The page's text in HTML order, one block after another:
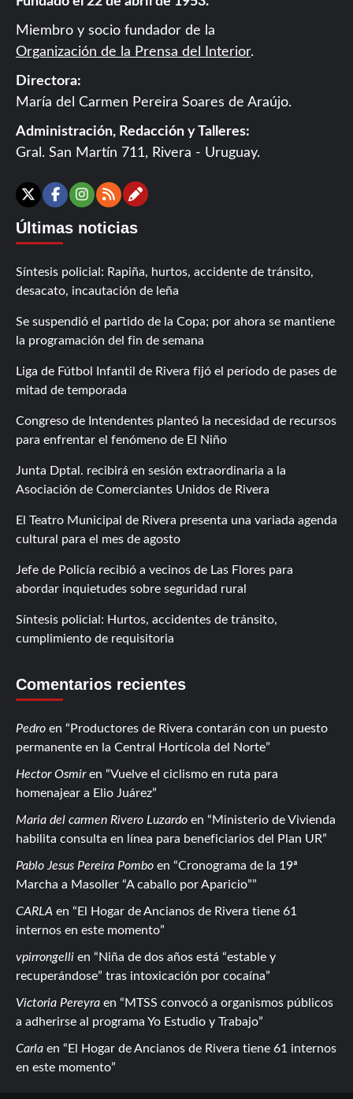
Miembro y socio fundador de la
Organización de la Prensa del Interior.
Directora:
María del Carmen Pereira Soares de Araújo.
Administración, Redacción y Talleres:
Gral. San Martín 711, Rivera - Uruguay.
X Facebook
Instagram
RSSContáctanos
Últimas noticias
Síntesis policial: Rapiña, hurtos, accidente de tránsito,
desacato, incautación de leña
Se suspendió el partido de la Copa; por ahora se mantiene
la programación del fin de semana
Liga de Fútbol Infantil de Rivera fijó el período de pases de
mitad de temporada
Congreso de Intendentes planteó la necesidad de recursos
para enfrentar el fenómeno de El Niño
Junta Dptal. recibirá en sesión extraordinaria a la
Asociación de Comerciantes Unidos de Rivera
El Teatro Municipal de Rivera presenta una variada agenda
cultural para el mes de agosto
Jefe de Policía recibió a vecinos de Las Flores para
abordar inquietudes sobre seguridad rural
Síntesis policial: Hurtos, accidentes de tránsito,
cumplimiento de requisitoria
Comentarios recientes
Pedro en
Productores de Rivera contarán con un puesto
permanente en la Central Hortícola del Norte
Hector Osmiren
Vuelve el ciclismo en ruta para
homenajear a Elio Juárez
Maria del carmen Rivero Luzardo en
Ministerio de Vivienda
habilita consulta en línea para beneficiarios del Plan UR
Pablo Jesus Pereira Pombo en
Cronograma de la 19ª
Marcha a Masoller “A caballo por Aparicio”
CARLA en
El Hogar de Ancianos de Rivera tiene 61
internos en este momento
vpirrongelli en
Niña de dos años está “estable y
recuperándose” tras intoxicación por cocaína
Victoria Pereyra en
MTSS convocó a organismos públicos
a adherirse al programa Yo Estudio y Trabajo
Carla en
El Hogar de Ancianos de Rivera tiene 61 internos
en este momento